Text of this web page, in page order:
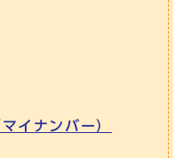
イナンバー）